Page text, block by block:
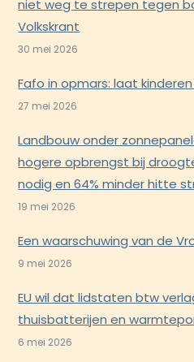
niet weg te strepen tegen
Volkskrant
30 mei 2026
Fafo in opmars: laat
27 mei 2026
Landbouw onder
hogere opbrengst bij
nodig en 64% minder hitte
19 mei 2026
Een waarschuwing van de
9 mei 2026
EU wil dat lidstaten btw
thuisbatterijen en
6 mei 2026